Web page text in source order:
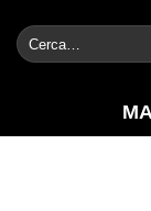
contenuti
Cerca: